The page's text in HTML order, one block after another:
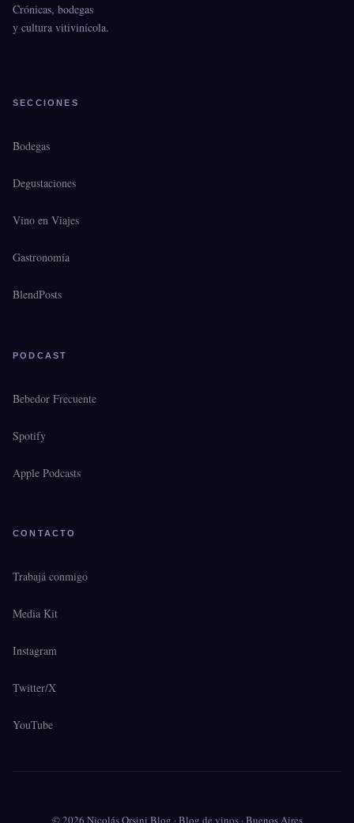
Crónicas, bodegas
y cultura vitivinícola.
SECCIONES
Bodegas
Degustaciones
Vino en Viajes
Gastronomía
BlendPosts
PODCAST
Bebedor Frecuente
Spotify
Apple Podcasts
CONTACTO
Trabajá conmigo
Media Kit
Instagram
Twitter/X
YouTube
© 2026 Nicolás Orsini Blog · Blog de vinos · Buenos Aires